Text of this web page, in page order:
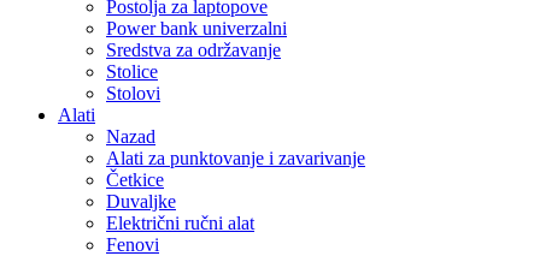
Postolja za laptopove
Power bank univerzalni
Sredstva za održavanje
Stolice
Stolovi
Alati
Nazad
Alati za punktovanje i zavarivanje
Četkice
Duvaljke
Električni ručni alat
Fenovi